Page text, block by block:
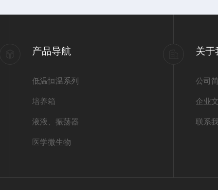
产品导航
低温恒温系列
培养箱
液液、振荡器
医学微生物
关于
公司
企业
联系